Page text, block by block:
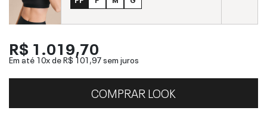
R$ 1.019,70
Em até 10x deR$ 101,97sem juros
COMPRAR LOOK